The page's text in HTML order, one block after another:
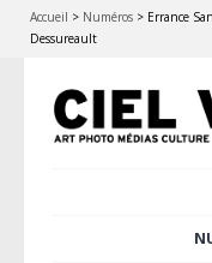
Accueil > Numéros > Errance
Dessureault